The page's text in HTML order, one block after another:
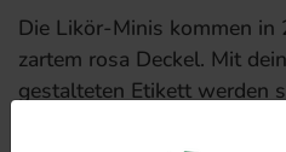
Die Likör-Minis kommen
zartem rosa Deckel. Mit
gestalteten Etikett werden